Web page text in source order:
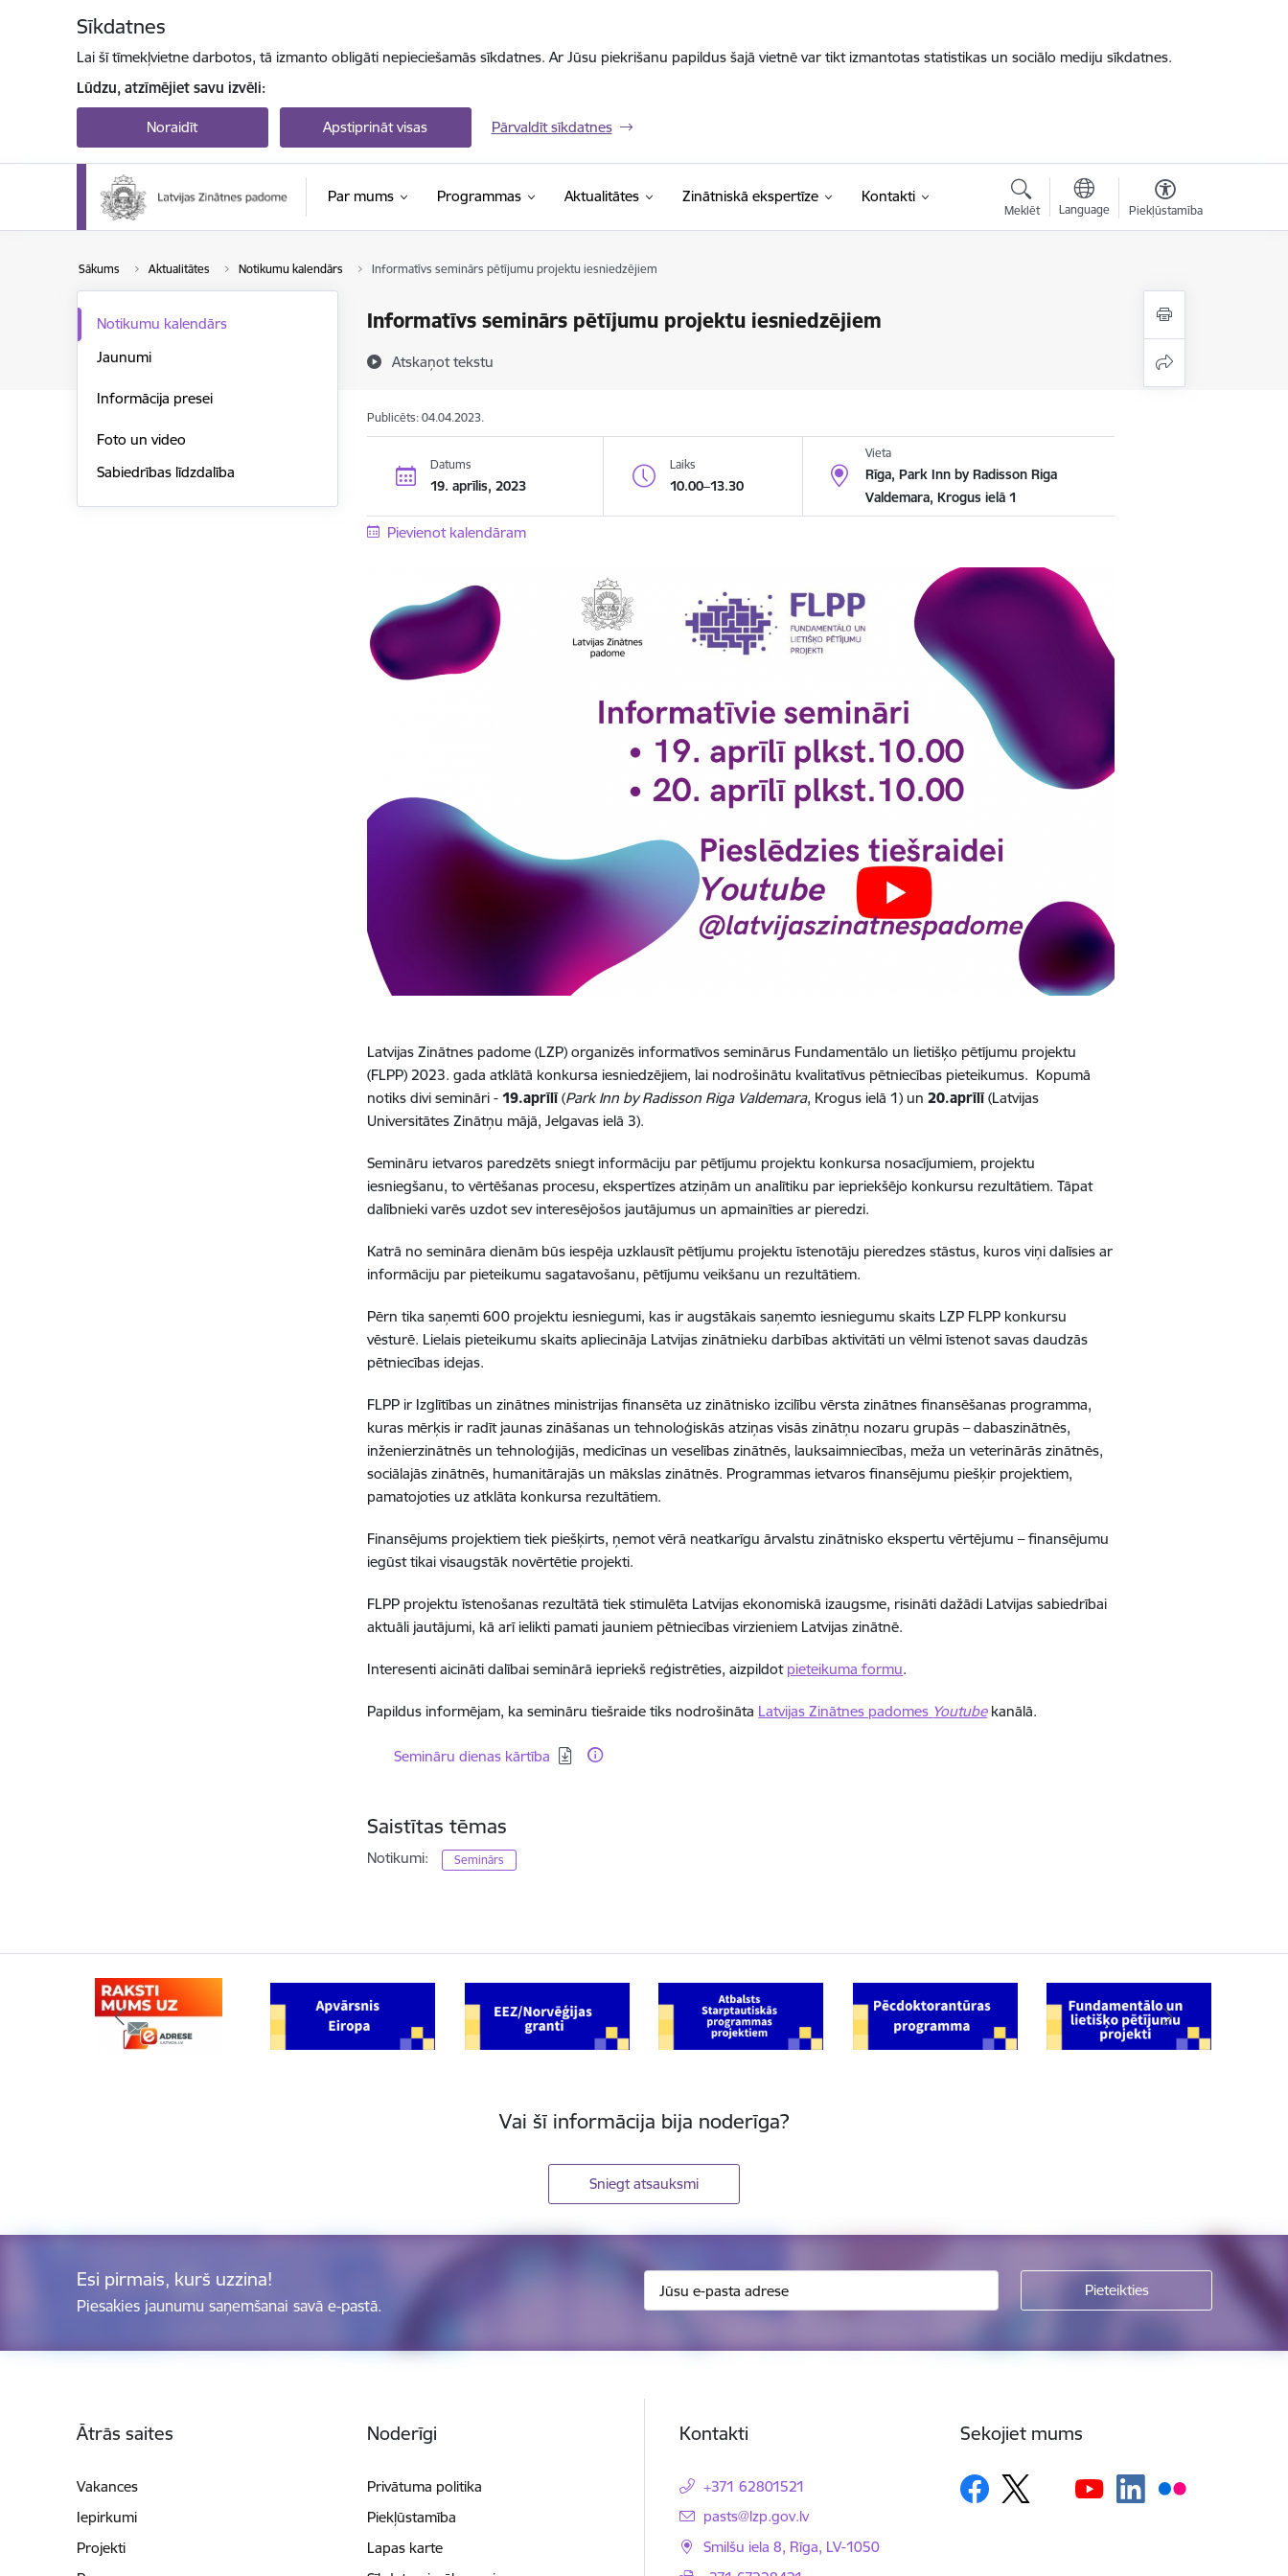
Sīkdatnes
Lai šī tīmekļvietne darbotos, tā izmanto obligāti nepieciešamās sīkdatnes. Ar Jūsu piekrišanu papildus šajā vietnē var tikt izmantotas statistikas un sociālo mediju sīkdatnes.
Lūdzu, atzīmējiet savu izvēli:
Noraidīt Apstiprināt visas Pārvaldīt sīkdatnes
Par mums Programmas Aktualitātes Zinātniskā ekspertīze Kontakti
Meklēt Language Piekļūstamība
Sākums Aktualitātes Notikumu kalendārs Informatīvs seminārs pētījumu projektu iesniedzējiem
Informatīvs seminārs pētījumu projektu iesniedzējiem
Atskaņot tekstu
Notikumu kalendārs
Jaunumi
Informācija presei
Foto un video
Sabiedrības līdzdalība
Publicēts: 04.04.2023.
Datums
19. aprīlis, 2023
Laiks
10.00–13.30
Vieta
Rīga, Park Inn by Radisson Riga
Valdemara, Krogus ielā 1
Pievienot kalendāram
Latvijas Zinātnes padome (LZP) organizēs informatīvos seminārus Fundamentālo un lietišķo pētījumu projektu
(FLPP) 2023. gada atklātā konkursa iesniedzējiem, lai nodrošinātu kvalitatīvus pētniecības pieteikumus. Kopumā
notiks divi semināri -19.aprīlī(Park Inn by Radisson Riga Valdemara, Krogus ielā 1) un20.aprīlī(Latvijas
Universitātes Zinātņu mājā, Jelgavas ielā 3).
Semināru ietvaros paredzēts sniegt informāciju par pētījumu projektu konkursa nosacījumiem, projektu
iesniegšanu, to vērtēšanas procesu, ekspertīzes atziņām un analītiku par iepriekšējo konkursu rezultātiem. Tāpat
dalībnieki varēs uzdot sev interesējošos jautājumus un apmainīties ar pieredzi.
Katrā no semināra dienām būs iespēja uzklausīt pētījumu projektu īstenotāju pieredzes stāstus, kuros viņi dalīsies ar
informāciju par pieteikumu sagatavošanu, pētījumu veikšanu un rezultātiem.
Pērn tika saņemti 600 projektu iesniegumi, kas ir augstākais saņemto iesniegumu skaits LZP FLPP konkursu
vēsturē. Lielais pieteikumu skaits apliecināja Latvijas zinātnieku darbības aktivitāti un vēlmi īstenot savas daudzās
pētniecības idejas.
FLPP ir Izglītības un zinātnes ministrijas finansēta uz zinātnisko izcilību vērsta zinātnes finansēšanas programma,
kuras mērķis ir radīt jaunas zināšanas un tehnoloģiskās atziņas visās zinātņu nozaru grupās – dabaszinātnēs,
inženierzinātnēs un tehnoloģijās, medicīnas un veselības zinātnēs, lauksaimniecības, meža un veterinārās zinātnēs,
sociālajās zinātnēs, humanitārajās un mākslas zinātnēs. Programmas ietvaros finansējumu piešķir projektiem,
pamatojoties uz atklāta konkursa rezultātiem.
Finansējums projektiem tiek piešķirts, ņemot vērā neatkarīgu ārvalstu zinātnisko ekspertu vērtējumu – finansējumu
iegūst tikai visaugstāk novērtētie projekti.
FLPP projektu īstenošanas rezultātā tiek stimulēta Latvijas ekonomiskā izaugsme, risināti dažādi Latvijas sabiedrībai
aktuāli jautājumi, kā arī ielikti pamati jauniem pētniecības virzieniem Latvijas zinātnē.
Interesenti aicināti dalībai seminārā iepriekš reģistrēties, aizpildot pieteikuma formu.
Papildus informējam, ka semināru tiešraide tiks nodrošināta Latvijas Zinātnes padomes Youtubekanālā.
Lejupielādēt:
Semināru dienas kārtība
Saistītas tēmas
Notikumi: Seminārs
Vai šī informācija bija noderīga?
Sniegt atsauksmi
Esi pirmais, kurš uzzina!
Piesakies jaunumu saņemšanai savā e-pastā.
Ātrās saites
Vakances
Iepirkumi
Projekti
Noderīgi
Privātuma politika
Piekļūstamība
Lapas karte
Kontakti
+371 62801521
E-pasts:
pasts@lzp.gov.lv
Smilšu iela 8, Rīga, LV-1050
Sekojiet mums